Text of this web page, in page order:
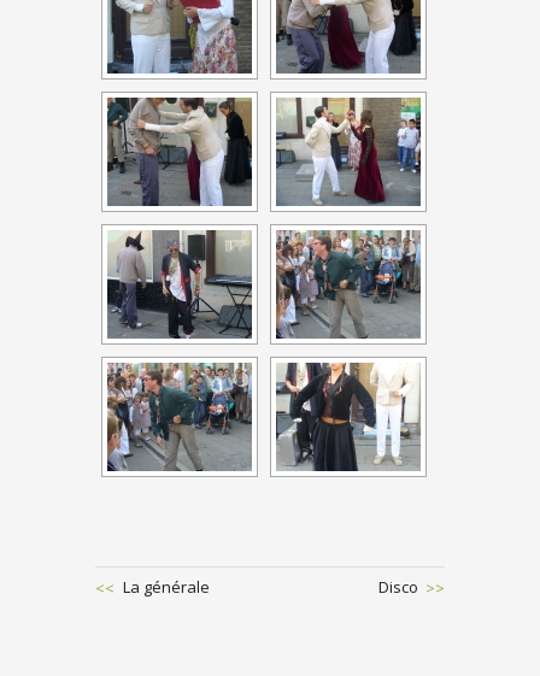
Previous
La générale
Next
Disco